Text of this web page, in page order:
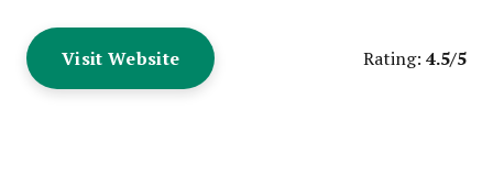
Visit Website Rating: 4.5/5